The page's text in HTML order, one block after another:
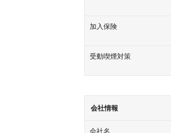
加入保険
受動喫煙対策
会社情報
会社名